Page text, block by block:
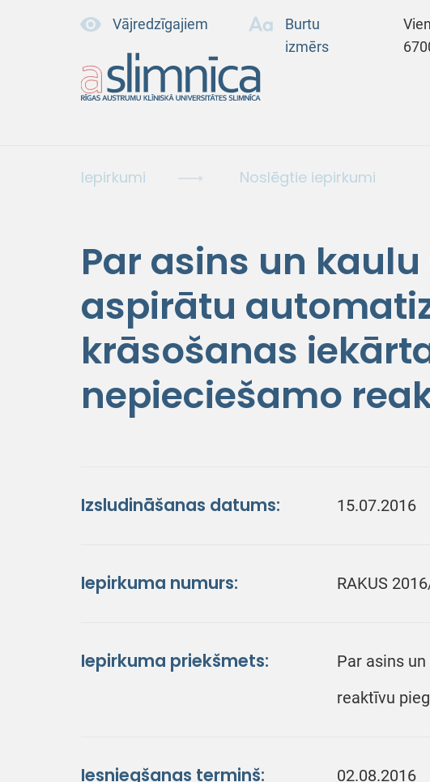
Vājredzīgajiem
Burtu
izmērs
Iepirkumi Noslēgtie iepirkumi
Par asins un
aspirātu
krāsošanas
nepieciešamo
Izsludināšanas datums: 15.07.2016
Iepirkuma numurs: RAKUS
Iepirkuma priekšmets:
Par asins
reaktīvu
Iesniegšanas termiņš: 02.08.2016